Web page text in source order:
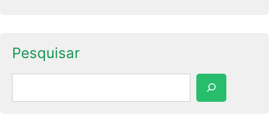
Pesquisar